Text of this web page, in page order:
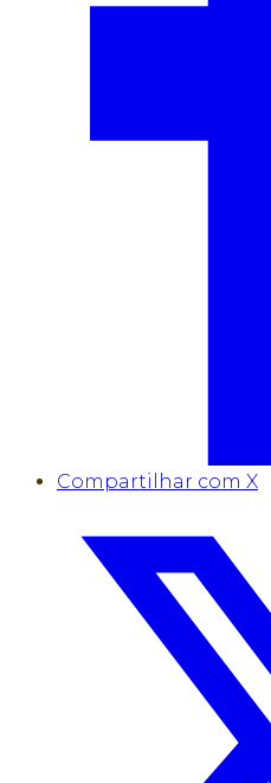
Compartilhar com X